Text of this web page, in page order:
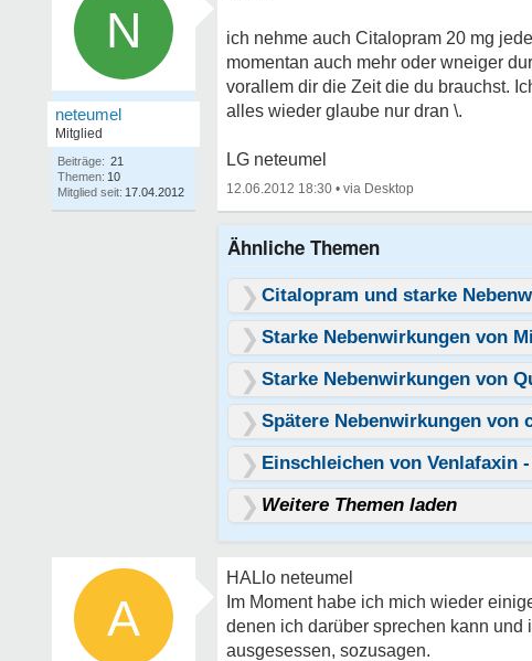
N
neteumel
Mitglied
Beiträge: 21
Themen: 10
Mitglied seit: 17.04.2012
ich nehme auch Citalopram 20 mg
momentan auch mehr oder wneiger
vorallem dir die Zeit die du brauchst.
alles wieder glaube nur dran \.
LG neteumel
12.06.2012 18:30 •
Ähnliche Themen
Citalopram und starke
Starke Nebenwirkungen von
Starke Nebenwirkungen von
Spätere Nebenwirkungen von
Einschleichen von Venlafaxin
Weitere Themen laden
A
HALlo neteumel
Im Moment habe ich mich wieder
denen ich darüber sprechen kann
ausgesessen, sozusagen.